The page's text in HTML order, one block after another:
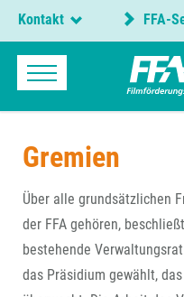
Kontakt FFA-
Gremien
Über alle grundsätzlichen
der FFA gehören,
bestehende
das Präsidium gewählt,